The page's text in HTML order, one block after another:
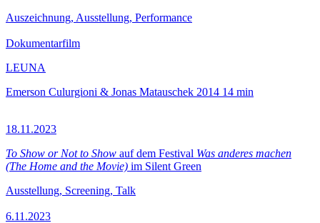
Auszeichnung, Ausstellung, Performance
Dokumentarfilm
LEUNA
Emerson Culurgioni & Jonas Matauschek 2014 14 min
18.11.2023
To Show or Not to Show auf dem Festival Was anderes machen
(The Home and the Movie) im Silent Green
Ausstellung, Screening, Talk
6.11.2023